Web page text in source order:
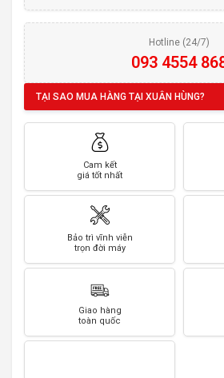
Hotline (24/7)
093 4554
TẠI SAO MUA HÀNG TẠI XUÂN HÙNG?
Cam kết
giá tốt nhất
Bảo trì vĩnh viễn
trọn đời máy
Giao hàng
toàn quốc